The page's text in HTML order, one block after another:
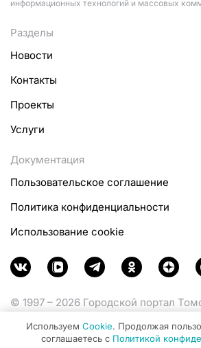
информационных технологий и массовых
Разделы
Новости
Контакты
Проекты
Услуги
Документация
Пользовательское соглашение
Политика конфиденциальности
Использование cookie
© 1997 – 2026 Городской портал
Министерства цифрового развития,
Используем Cookie. Продолжая
соглашаетесь с Политикой